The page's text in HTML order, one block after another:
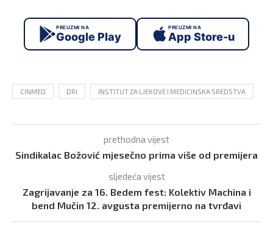
PREUZMI NA
Google Play
PREUZMI NA
App Store-u
CINMED DRI INSTITUT ZA LJEKOVE I MEDICINSKA SREDSTVA
prethodna vijest
Sindikalac Božović mjesečno prima više od premijera
sljedeća vijest
Zagrijavanje za 16. Bedem fest: Kolektiv Machina i
bend Mučin 12. avgusta premijerno na tvrđavi